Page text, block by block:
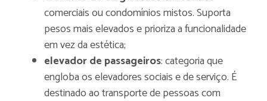
comerciais ou condomínios mistos. Suporta
pesos mais elevados e prioriza a funcionalidade
em vez da estética;
elevador de passageiros: categoria que
engloba os elevadores sociais e de serviço. É
destinado ao transporte de pessoas com